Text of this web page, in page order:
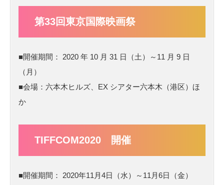
第33回東京国際映画祭
■開催期間： 2020 年 10 月 31 日（土）～11 月 9 日
（月）
■会場：六本木ヒルズ、EX シアター六本木（港区）ほ
か
TIFFCOM2020 開催
■開催期間： 2020年11月4日（水）～11月6日（金）